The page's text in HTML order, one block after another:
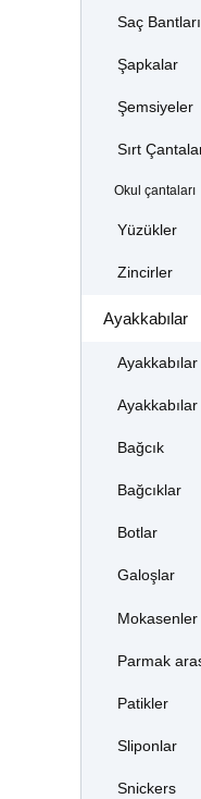
Saç Bantları
Şapkalar
Şemsiyeler
Sırt
Okul çantaları
Yüzükler
Zincirler
Ayakkabılar
Ayakkabılar
Ayakkabılar
Bağcık
Bağcıklar
Botlar
Galoşlar
Mokasenler
Parmak
Patikler
Sliponlar
Snickers